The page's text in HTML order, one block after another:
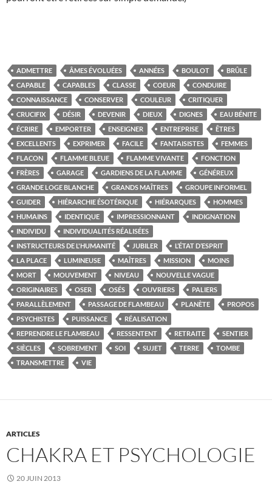
ADMETTRE ÂMES ÉVOLUÉES ANNÉES BOULOT
BRÛLE
CAPABLE
CAPABLES CLASSE COEUR
CONDUIRE
CONNAISSANCE
CONSERVER COULEUR
CRITIQUER
CRUCIFIX
DÉSIR DEVENIR DIEUX DIGNES
EAU BÉNITE
ÉCRIRE
EMPORTER ENSEIGNER ENTREPRISE
ÊTRES
EXCELLENTS
EXPRIMER FACILE FANTAISISTES
FEMMES
FLACON
FLAMME BLEUE FLAMME VIVANTE
FONCTION
FRÈRES
GARAGE GARDIENS DE LA FLAMME
GÉNÉREUX
GRANDE LOGE BLANCHE
GRANDS MAÎTRES
GROUPE INFORMEL
GUIDER
HIÉRARCHIE ÉSOTÉRIQUE HIÉRARQUES
HOMMES
HUMAINS
IDENTIQUE IMPRESSIONNANT
INDIGNATION
INDIVIDU
INDIVIDUALITÉS RÉALISÉES
INSTRUCTEURS DE L'HUMANITÉ
JUBILER
L’ÉTAT D’ESPRIT
LA PLACE
LUMINEUSE MAÎTRES MISSION
MOINS
MORT
MOUVEMENT NIVEAU
NOUVELLE VAGUE
ORIGINAIRES
OSER OSÉS OUVRIERS
PALIERS
PARALLÈLEMENT
PASSAGE DE FLAMBEAU PLANÈTE
PROPOS
PSYCHISTES
PUISSANCE
RÉALISATION
REPRENDRE LE FLAMBEAU
RESSENTENT RETRAITE
SENTIER
SIÈCLES
SOBREMENT SOI SUJET TERRE
TOMBE
TRANSMETTRE
VIE
ARTICLES
CHAKRA ET PSYCHOLOGIE
20 JUIN 2013